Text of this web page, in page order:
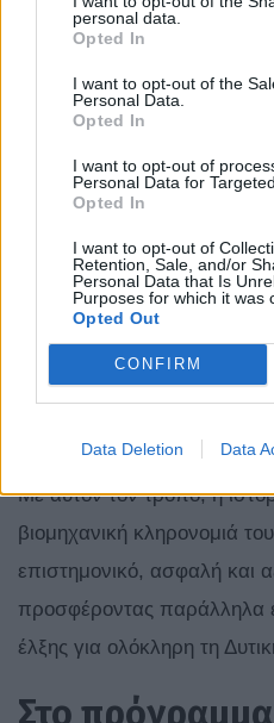
personal data.
Opted In
I want to opt-out of the
Personal Data.
Opted In
I want to opt-out of
Personal Data for
Opted In
I want to opt-out of
Retention, Sale, and/or
Personal Data that Is
Purposes for which it was
Opted Out
CONFIRM
Data Deletion Data
αποκατασταθούν
πύργοι ψύξης, ιστορικές
μεγάλης αρχιτεκτονικής και
Επιπλέον, συγκεκριμένα
που έχουν χαρακτηριστεί
μνημεία θα συντηρηθούν
του μουσείου. Στο πλαίσιο
διατηρηθούν και θα
εκσκαφείς, αντίστοιχοι
οι οποίοι θα παραμείνουν
Με αυτόν τον τρόπο, η
βιομηχανική κληρονομιά
επιστημονικό, ασφαλή και
προσφέροντας παράλληλα
έλξης για ολόκληρη τη
Στο πρόγραμμα